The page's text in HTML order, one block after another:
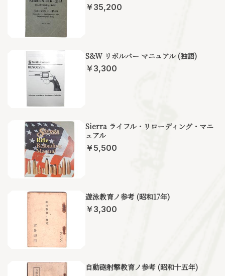
￥35,200
S&W リボルバー マニュアル (独語)
￥3,300
Sierra ライフル・リローディング・マニ
ュアル
￥5,500
遊泳教育ノ参考 (昭和17年)
￥3,300
自動砲射撃教育ノ参考 (昭和十五年)